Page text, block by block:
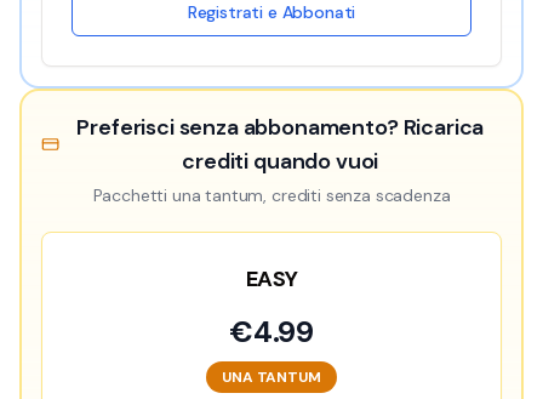
Registrati e Abbonati
Preferisci senza abbonamento? Ricarica
crediti quando vuoi
Pacchetti una tantum, crediti senza scadenza
EASY
€4.99
UNA TANTUM